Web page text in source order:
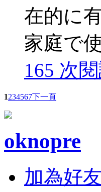
在的に
家庭で
165 次
1234567下一頁
oknopre
加為好友